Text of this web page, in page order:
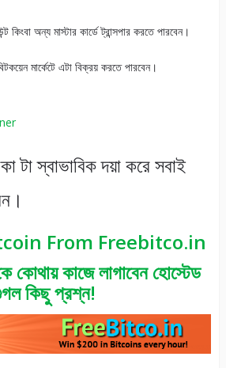
কিংবা অন্য মাস্টার কার্ডে ট্রান্সপার করতে পারবেন।
মার্কেটে এটা বিক্রয় করতে পারবেন।
টা স্বাভাবিক দয়া করে সবাই
From Freebitco.in
কোথায় কাজে লাগাবেন হোস্টেড
কিছু প্রশ্ন!